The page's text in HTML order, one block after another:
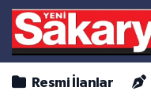
Resmi İlanlar